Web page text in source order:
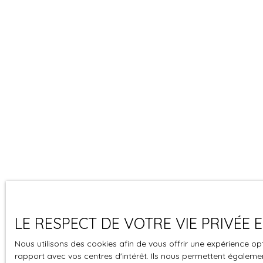
LE RESPECT DE VOTRE VIE PRIVÉE
Nous utilisons des cookies afin de vous offrir une expérience
rapport avec vos centres d'intérêt. Ils nous permettent